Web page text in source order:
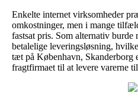
Enkelte internet virksomheder
omkostninger, men i mange
fastsat pris. Som alternativ burde
betalelige leveringsløsning,
tæt på København, Skanderborg
fragtfirmaet til at levere varerne